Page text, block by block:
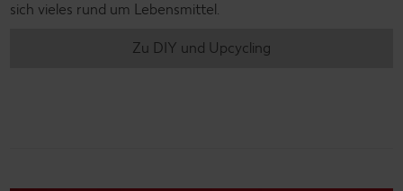
sich vieles rund um Lebensmittel.
Zu DIY und Upcycling